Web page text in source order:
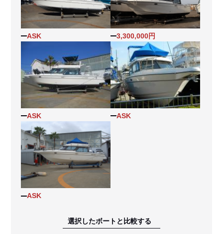
ASK 3,300,000円
ASK ASK
ASK
選択したボートと比較する